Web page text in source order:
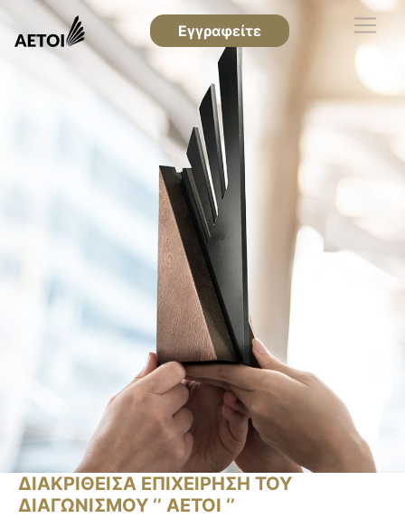
Εγγραφείτε
ΔΙΑΚΡΙΘΕΙΣΑ ΕΠΙΧΕΙΡΗΣΗ ΤΟΥ
ΔΙΑΓΩΝΙΣΜΟΥ ‘’ ΑΕΤΟΙ ‘’